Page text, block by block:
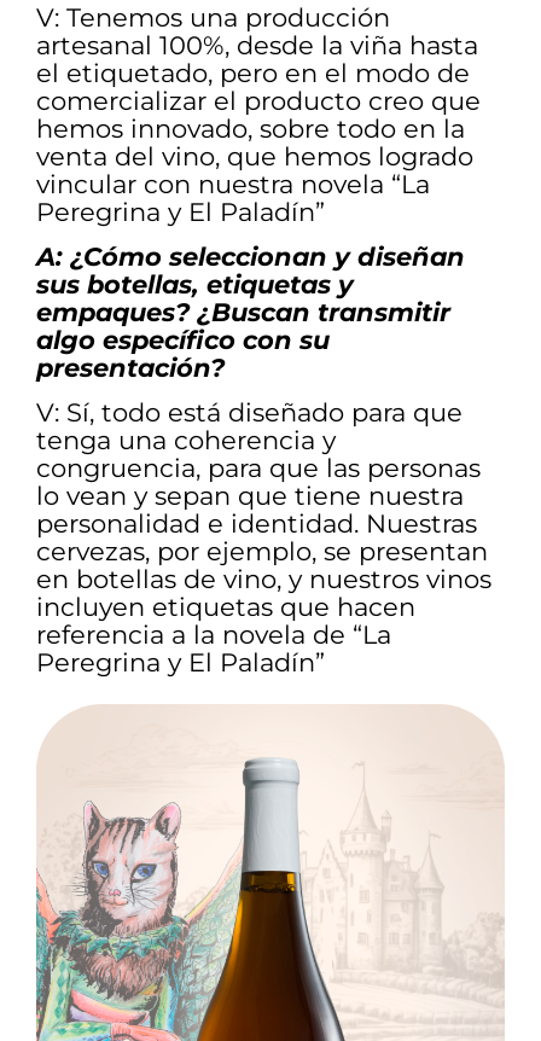
V: Tenemos una producción
artesanal 100%, desde la viña hasta
el etiquetado, pero en el modo de
comercializar el producto creo que
hemos innovado, sobre todo en la
venta del vino, que hemos logrado
vincular con nuestra novela “La
Peregrina y El Paladín”
A: ¿Cómo seleccionan y diseñan
sus botellas, etiquetas y
empaques? ¿Buscan transmitir
algo específico con su
presentación?
V: Sí, todo está diseñado para que
tenga una coherencia y
congruencia, para que las personas
lo vean y sepan que tiene nuestra
personalidad e identidad. Nuestras
cervezas, por ejemplo, se presentan
en botellas de vino, y nuestros vinos
incluyen etiquetas que hacen
referencia a la novela de “La
Peregrina y El Paladín”